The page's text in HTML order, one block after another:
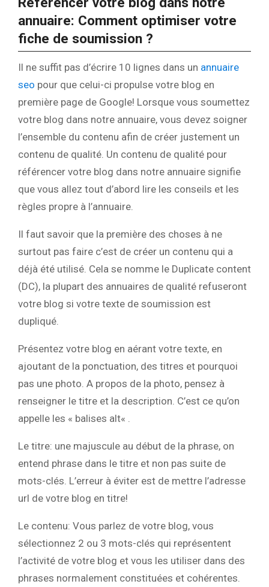
annuaire: Comment optimiser votre
fiche de soumission ?
Il ne suffit pas d’écrire 10 lignes dans un annuaire
seo pour que celui-ci propulse votre blog en
première page de Google! Lorsque vous soumettez
votre blog dans notre annuaire, vous devez soigner
l’ensemble du contenu afin de créer justement un
contenu de qualité. Un contenu de qualité pour
référencer votre blog dans notre annuaire signifie
que vous allez tout d’abord lire les conseils et les
règles propre à l’annuaire.
Il faut savoir que la première des choses à ne
surtout pas faire c’est de créer un contenu qui a
déjà été utilisé. Cela se nomme le Duplicate content
(DC), la plupart des annuaires de qualité refuseront
votre blog si votre texte de soumission est
dupliqué.
Présentez votre blog en aérant votre texte, en
ajoutant de la ponctuation, des titres et pourquoi
pas une photo. A propos de la photo, pensez à
renseigner le titre et la description. C’est ce qu’on
appelle les « balises alt« .
Le titre: une majuscule au début de la phrase, on
entend phrase dans le titre et non pas suite de
mots-clés. L’erreur à éviter est de mettre l’adresse
url de votre blog en titre!
Le contenu: Vous parlez de votre blog, vous
sélectionnez 2 ou 3 mots-clés qui représentent
l’activité de votre blog et vous les utiliser dans des
phrases normalement constituées et cohérentes.